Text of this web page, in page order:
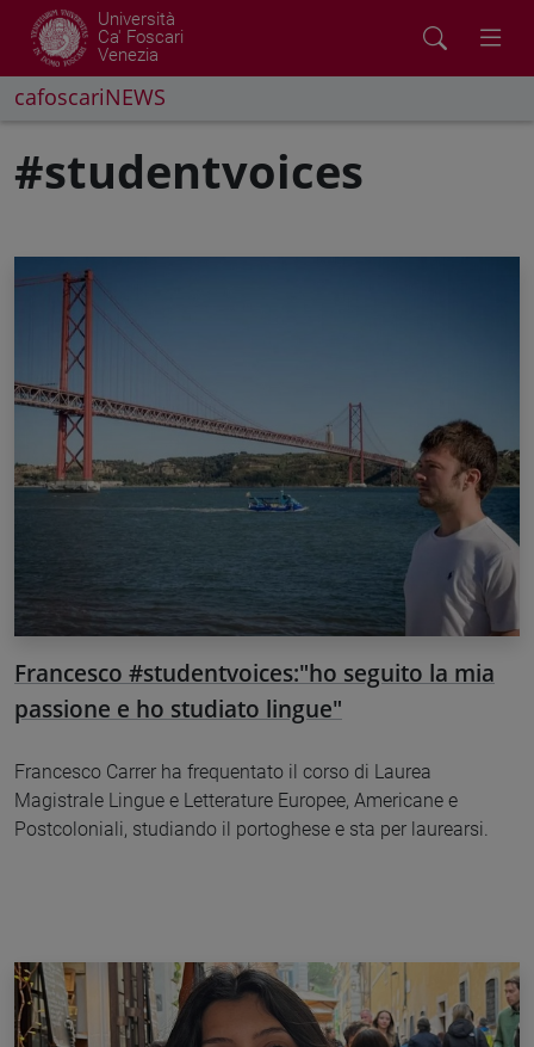
Università
Ca' Foscari
Venezia
cafoscariNEWS
#studentvoices
Francesco #studentvoices:"ho seguito la mia
passione e ho studiato lingue"
Francesco Carrer ha frequentato il corso di Laurea
Magistrale Lingue e Letterature Europee, Americane e
Postcoloniali, studiando il portoghese e sta per laurearsi.